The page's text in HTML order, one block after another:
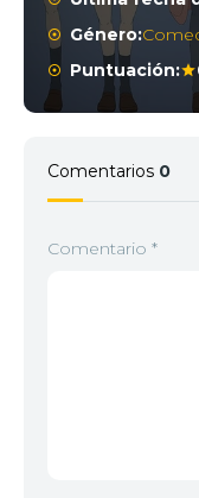
Género:
Puntuación:
Comentarios 0
Comentario *